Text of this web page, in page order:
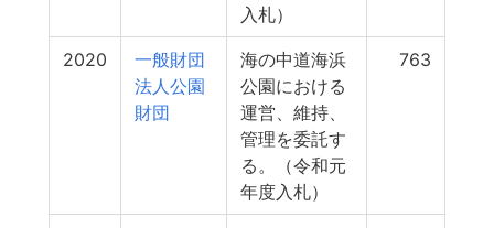
入札）
2020
一般財団
法人公園
財団
海の中道海浜
公園における
運営、維持、
管理を委託す
る。（令和元
年度入札）
763